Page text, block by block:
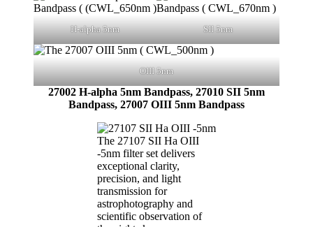
H-alpha 5nm SII 5nm
OIII 5nm
27002 H-alpha 5nm Bandpass, 27010 SII 5nm
Bandpass, 27007 OIII 5nm Bandpass
The 27107 SII Ha OIII
-5nm filter set delivers
exceptional clarity,
precision, and light
transmission for
astrophotography and
scientific observation of